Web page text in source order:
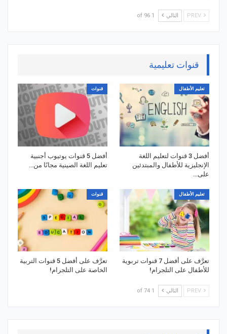
التالي 1 of 96
قنوات تعليمية
تعليم الأطفال
أفضل 3 قنوات لتعليم اللغة
الإنجليزية للأطفال والمبتدئين
على…
قنوات
أفضل 5 قنوات يوتيوب أجنبية
تعليم اللغة الصينية مجانًا من…
تعليم الأطفال
تعرَّف على أفضل 7 قنوات تربوية
للأطفال على التلجرام!
قنوات
تعرَّف على أفضل 5 قنوات التربية
الخاصة على التلجرام!
التالي 1 of 74